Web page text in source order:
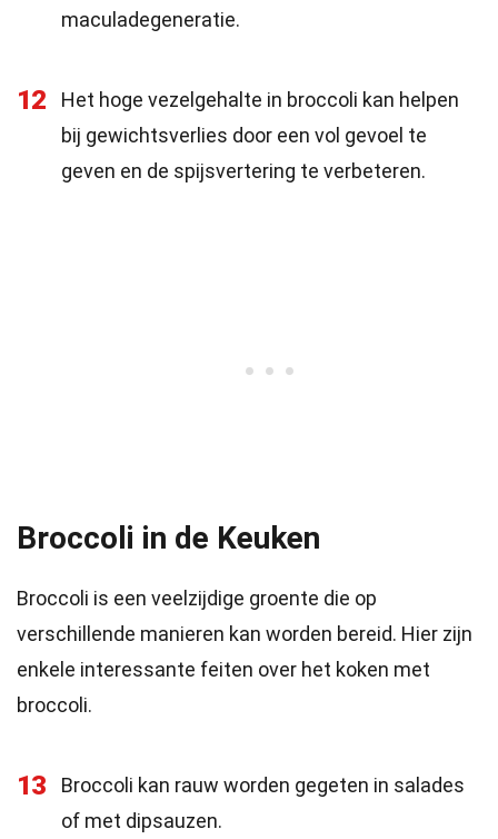
maculadegeneratie.
12
Het hoge vezelgehalte in broccoli kan helpen
bij gewichtsverlies door een vol gevoel te
geven en de spijsvertering te verbeteren.
Broccoli in de Keuken
Broccoli is een veelzijdige groente die op
verschillende manieren kan worden bereid. Hier zijn
enkele interessante feiten over het koken met
broccoli.
13
Broccoli kan rauw worden gegeten in salades
of met dipsauzen.